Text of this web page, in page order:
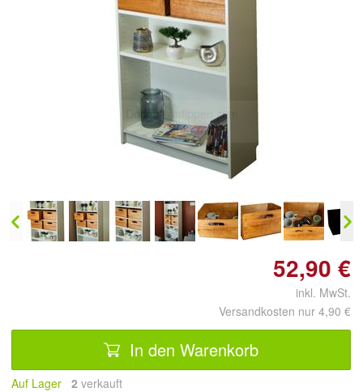
Doppelt antippen zum
vergrößern
52,90 €
inkl. MwSt.
Versandkosten nur 4,90 €
In den Warenkorb
Auf Lager 2 verkauft